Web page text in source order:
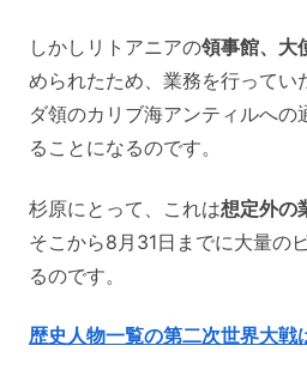
しかしリトアニアの領事館、大
められたため、業務を行ってい
ダ領のカリブ海アンティルへの
ることになるのです。
杉原にとって、これは想定外の
そこから8月31日までに大量の
るのです。
歴史人物一覧の第二次世界大戦